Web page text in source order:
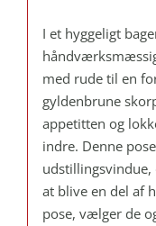
I et hyggeligt
med rude til en
gyldenbrune
appetitten og
indre. Denne
at blive en del af
pose, vælger de